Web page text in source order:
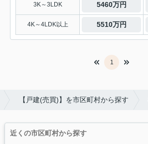
3K～3LDK 5460万円
4K～4LDK以上 5510万円
1
【戸建(売買)】を市区町村から探す
近くの市区町村から探す